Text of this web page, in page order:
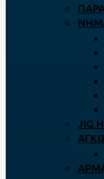
JIG